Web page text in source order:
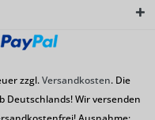
zzgl.Versandkosten. Die
Deutschlands! Wir versenden